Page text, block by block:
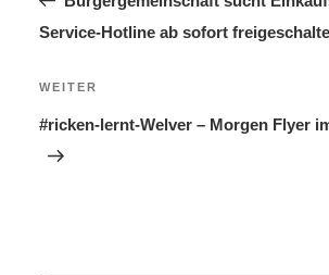
Service-Hotline ab sofort
Nächster
Beitrag
WEITER
#ricken-lernt-Welver – Morgen Flyer